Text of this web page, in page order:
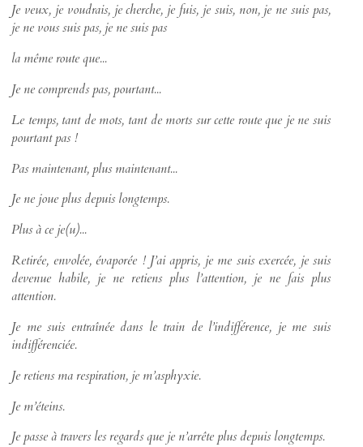
Je veux, je voudrais, je cherche, je fuis, je suis, non, je ne suis pas,
je ne vous suis pas, je ne suis pas
la même route que...
Je ne comprends pas, pourtant...
Le temps, tant de mots, tant de morts sur cette route que je ne suis
pourtant pas !
Pas maintenant, plus maintenant...
Je ne joue plus depuis longtemps.
Plus à ce je(u)...
Retirée, envolée, évaporée ! J’ai appris, je me suis exercée, je suis
devenue habile, je ne retiens plus l’attention, je ne fais plus
attention.
Je me suis entraînée dans le train de l’indifférence, je me suis
indifférenciée.
Je retiens ma respiration, je m’asphyxie.
Je m’éteins.
Je passe à travers les regards que je n’arrête plus depuis longtemps.